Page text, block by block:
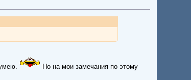
Но на мои замечания по этому